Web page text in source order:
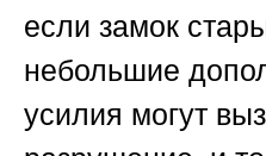
если замок
небольшие
усилия могут